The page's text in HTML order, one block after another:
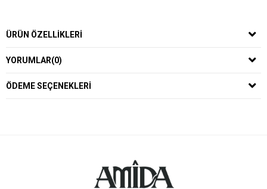
ÜRÜN ÖZELLIKLERI
YORUMLAR(0)
ÖDEME SEÇENEKLERI